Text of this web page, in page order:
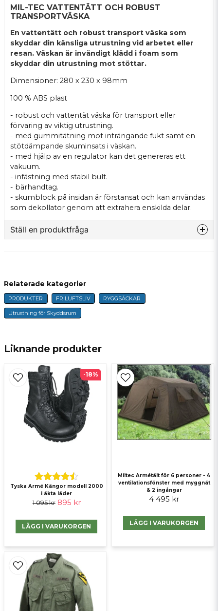
MIL-TEC VATTENTÄTT OCH ROBUST
TRANSPORTVÄSKA
En vattentätt och robust transport väska som
skyddar din känsliga utrustning vid arbetet eller
resan. Väskan är invändigt klädd i foam som
skyddar din utrustning mot stöttar.
Dimensioner: 280 x 230 x 98mm
100 % ABS plast
- robust och vattentät väska för transport eller
förvaring av viktig utrustning.
- med gummitätning mot inträngande fukt samt en
stötdämpande skuminsats i väskan.
- med hjälp av en regulator kan det genereras ett
vakuum.
- infästning med stabil bult.
- bärhandtag.
- skumblock på insidan är förstansat och kan användas
som dekollator genom att extrahera enskilda delar.
Ställ en produktfråga
name
Namn
email
E-postadress
Ja, ni får publicera min fråga
Skicka fråga
Liknande produkter
Tyska Armé Kängor modell 2000
i äkta läder
1 095 kr 895 kr
LÄGG I VARUKORGEN
-18%
Miltec Armétält för 6 personer - 4
ventilationsfönster med myggnät
& 2 ingångar
4 495 kr
LÄGG I VARUKORGEN
Relaterade kategorier
PRODUKTER FRILUFTSLIV RYGGSÄCKAR
Utrustning för Skyddsrum